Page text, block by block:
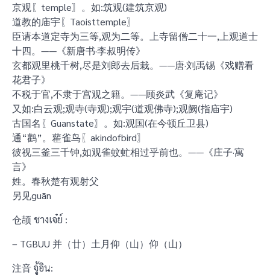
京观〖temple〗。如:筑观(建筑京观)
道教的庙宇〖Taoisttemple〗
臣请本道定寺为三等,观为二等。上寺留僧二十一,上观道士
十四。——《新唐书·李叔明传》
玄都观里桃千树,尽是刘郎去后栽。——唐·刘禹锡《戏赠看
花君子》
不税于官,不隶于宫观之籍。——顾炎武《复庵记》
又如:白云观;观寺(寺观);观宇(道观佛寺);观阙(指庙宇)
古国名〖Guanstate〗。如:观国(在今顿丘卫县)
通“鹳”。雚雀鸟〖akindofbird〗
彼视三釜三千钟,如观雀蚊虻相过乎前也。——《庄子·寓
言》
姓。春秋楚有观射父
另见guān
仓颉 ชางเจ๋ย์ :
– TGBUU 并（廿）土月仰（山）仰（山）
注音 จู้อิน: